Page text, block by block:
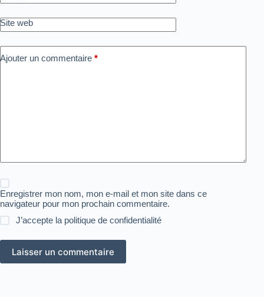
Site web
Ajouter un commentaire *
Enregistrer mon nom, mon e-mail et mon site dans ce
navigateur pour mon prochain commentaire.
J’accepte la politique de confidentialité
Laisser un commentaire